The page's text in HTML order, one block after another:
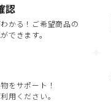
認
かる！ご希望商品の
できます。
をサポート！
用ください。